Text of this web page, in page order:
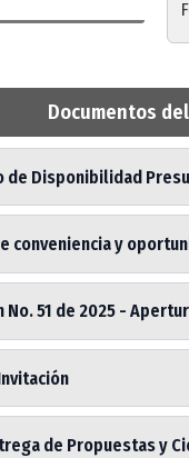
Documentos
de Disponibilidad
conveniencia y
No. 51 de 2025 -
de Propuestas y